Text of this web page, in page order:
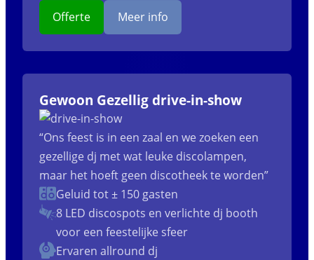
Offerte Meer info
Gewoon Gezellig drive-in-show
“Ons feest is in een zaal en we zoeken een
gezellige dj met wat leuke discolampen,
maar het hoeft geen discotheek te worden”
Geluid tot ± 150 gasten
8 LED discospots en verlichte dj booth
voor een feestelijke sfeer
Ervaren allround dj